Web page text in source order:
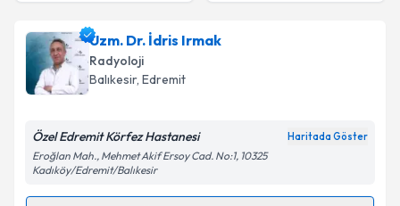
Uzm. Dr. İdris Irmak
Radyoloji
Balıkesir, Edremit
Özel Edremit Körfez Hastanesi Haritada Göster
Eroğlan Mah., Mehmet Akif Ersoy Cad. No:1, 10325
Kadıköy/Edremit/Balıkesir